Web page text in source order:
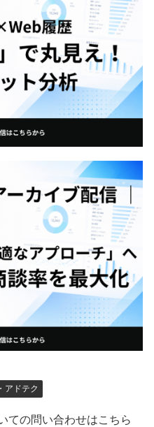
アドテク
ての問い合わせはこちら